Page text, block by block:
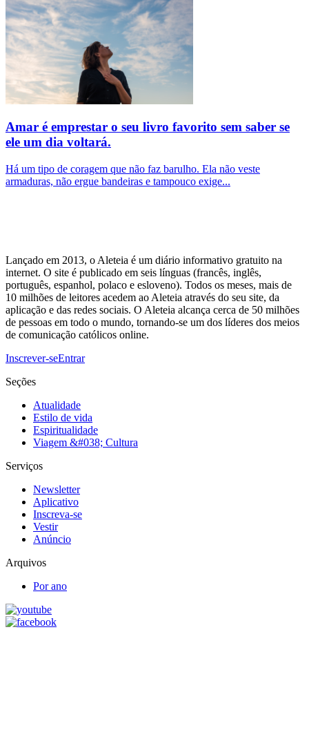
Amar é emprestar o seu livro favorito sem saber se
ele um dia voltará.
Há um tipo de coragem que não faz barulho. Ela não veste
armaduras, não ergue bandeiras e tampouco exige...
Lançado em 2013, o Aleteia é um diário informativo gratuito na
internet. O site é publicado em seis línguas (francês, inglês,
português, espanhol, polaco e esloveno). Todos os meses, mais de
10 milhões de leitores acedem ao Aleteia através do seu site, da
aplicação e das redes sociais. O Aleteia alcança cerca de 50 milhões
de pessoas em todo o mundo, tornando-se um dos líderes dos meios
de comunicação católicos online.
Inscrever-seEntrar
Seções
Atualidade
Estilo de vida
Espiritualidade
Viagem &#038; Cultura
Serviços
Newsletter
Aplicativo
Inscreva-se
Vestir
Anúncio
Arquivos
Por ano